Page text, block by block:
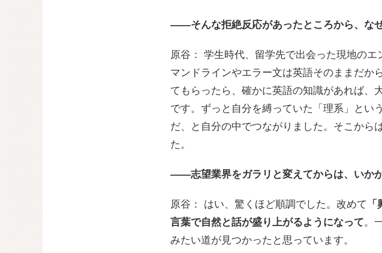
――そんな拒絶反応があったところから、な
原谷： 学生時代、留学先で出会った現地の
マンドラインやエラー文は英語そのままだか
てもらったら、確かに英語の知識があれば、
です。ずっと自分を縛っていた「理系」とい
だ、と自分の中でつながりました。そこから
た。
――志望業界をガラリと変えてからは、いか
原谷： はい、驚くほど順調でした。改めて
言葉で自然と話が盛り上がるようになって。
みたい道が見つかったと思っています。